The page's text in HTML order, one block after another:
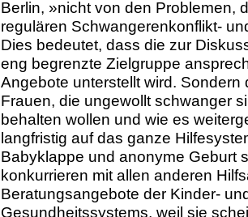
Berlin, »nicht von den Problemen,
regulären Schwangerenkonflikt-
Dies bedeutet, dass die zur
eng begrenzte Zielgruppe
Angebote unterstellt wird.
Frauen, die ungewollt schwanger
behalten wollen und wie es
langfristig auf das ganze
Babyklappe und anonyme Geburt
konkurrieren mit allen anderen
Beratungsangebote der Kinder-
Gesundheitssystems, weil sie